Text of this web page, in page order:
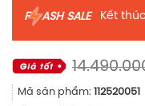
F ASH SALE Kết
Mã sản phẩm: 112520051